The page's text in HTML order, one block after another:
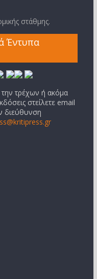
στάθμης.
Έντυπα
την τρέχων ή ακόμα
στείλετε email
διεύθυνση